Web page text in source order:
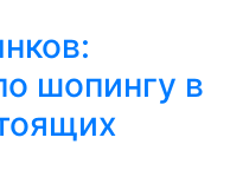
шопингу в